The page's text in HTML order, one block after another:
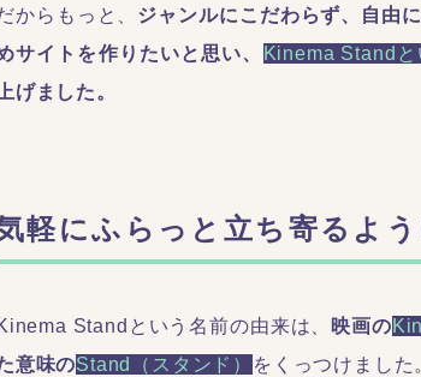
からもっと、 ジャンルにこだわらず、自由
サイトを作りたいと思い、
Kinema Stand
げました。
軽にふらっと立ち寄るよう
Standという名前の由来は、 映画の
意味のStand（スタンド） をくっつけました